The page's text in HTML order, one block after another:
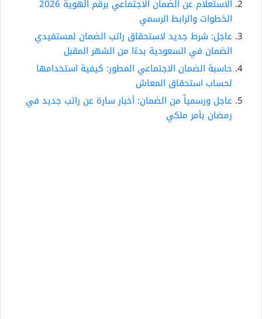
الاستعلام عن الضمان الاجتماعي برقم الهوية 2026
الخطوات والرابط الرسمي
عاجل: شرط جديد لاستحقاق راتب الضمان لمستفيدي
الضمان في السعودية بدءًا من الشهر المقبل
حاسبة الضمان الاجتماعي المطور: كيفية استخدامها
لحساب استحقاق المعاش
عاجل ورسمياً من الضمان: أخبار سارة عن راتب جديد في
رمضان بأمر ملكي